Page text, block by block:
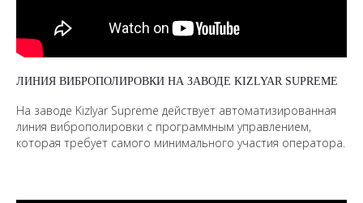
ЛИНИЯ ВИБРОПОЛИРОВКИ НА ЗАВОДЕ KIZLYAR SUPREME
На заводе Kizlyar Supreme действует автоматизированная
линия виброполировки с программным управлением,
которая требует самого минимального участия оператора.